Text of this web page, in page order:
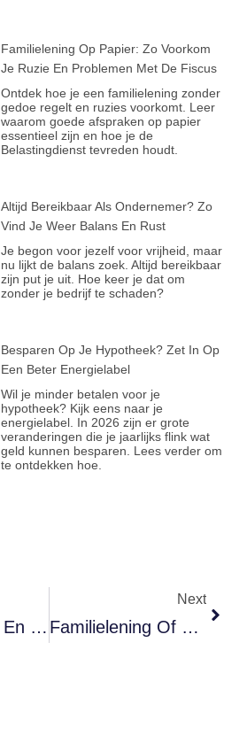
Familielening Op Papier: Zo Voorkom
Je Ruzie En Problemen Met De Fiscus
Ontdek hoe je een familielening zonder
gedoe regelt en ruzies voorkomt. Leer
waarom goede afspraken op papier
essentieel zijn en hoe je de
Belastingdienst tevreden houdt.
Altijd Bereikbaar Als Ondernemer? Zo
Vind Je Weer Balans En Rust
Je begon voor jezelf voor vrijheid, maar
nu lijkt de balans zoek. Altijd bereikbaar
zijn put je uit. Hoe keer je dat om
zonder je bedrijf te schaden?
Besparen Op Je Hypotheek? Zet In Op
Een Beter Energielabel
Wil je minder betalen voor je
hypotheek? Kijk eens naar je
energielabel. In 2026 zijn er grote
veranderingen die je jaarlijks flink wat
geld kunnen besparen. Lees verder om
te ontdekken hoe.
Samenwonen En Geldzaken: Hoe Je Samen Financiële Afspraken Maakt
Next
Familielening Of Schenken: Zo Help Je Je Kind Aan Een Eerste Huis